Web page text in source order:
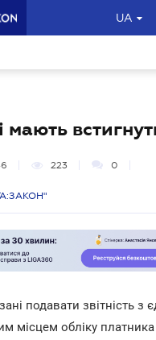
UA
мають
223 0
подавати звітність з
місцем обліку